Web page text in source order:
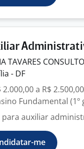
TAVARES
- DF
2.000,00 a R$ 2.500,00
Fundamental (1º
para auxiliar
me